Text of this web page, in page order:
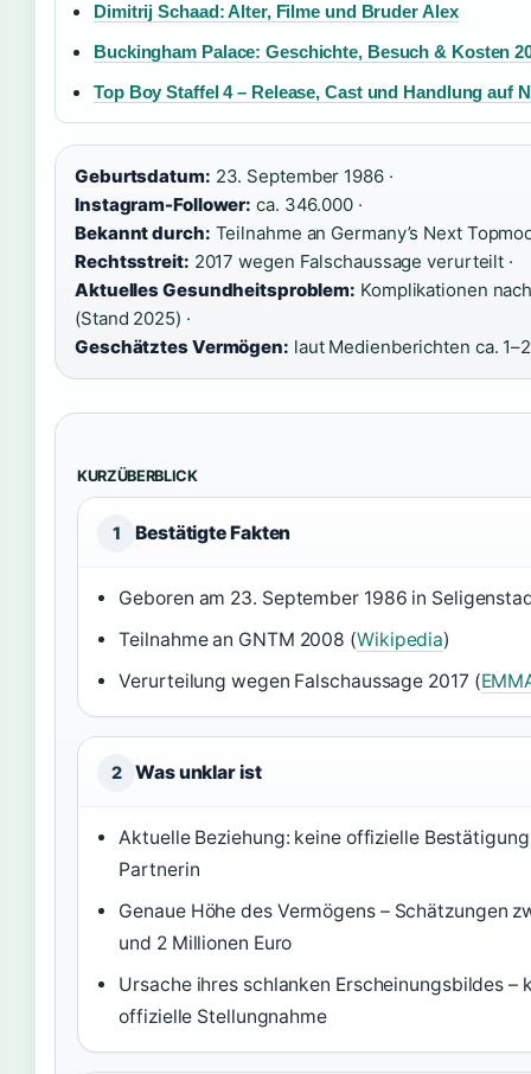
Dimitrij Schaad: Alter, Filme und Bruder Alex
Buckingham Palace: Geschichte, Besuch & Kosten
Top Boy Staffel 4 – Release, Cast und Handlung auf
Geburtsdatum: 23. September 1986 ·
Instagram-Follower: ca. 346.000 ·
Bekannt durch: Teilnahme an Germany’s Next
Rechtsstreit: 2017 wegen Falschaussage verurteilt ·
Aktuelles Gesundheitsproblem: Komplikationen
(Stand 2025) ·
Geschätztes Vermögen: laut Medienberichten ca.
KURZÜBERBLICK
1 Bestätigte Fakten
Geboren am 23. September 1986 in
Teilnahme an GNTM 2008 (Wikipedia)
Verurteilung wegen Falschaussage 2017 (
2 Was unklar ist
Aktuelle Beziehung: keine offizielle
Partnerin
Genaue Höhe des Vermögens – Schätzungen
und 2 Millionen Euro
Ursache ihres schlanken Erscheinungsbildes –
offizielle Stellungnahme